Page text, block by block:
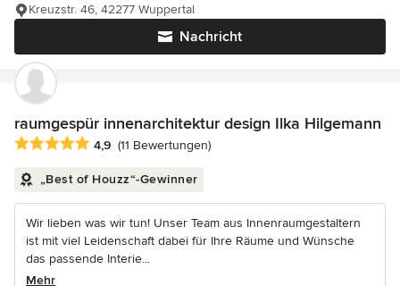
Nachricht
Kreuzstr. 46, 42277 Wuppertal
raumgespür innenarchitektur design Ilka Hilgemann
Durchschnittliche Bewertung: 4.9 von 5 Sternen
4,9 (11 Bewertungen)
„Best of Houzz“-Gewinner
Wir lieben was wir tun! Unser Team aus Innenraumgestaltern
ist mit viel Leidenschaft dabei für Ihre Räume und Wünsche
das passende Interie...
Mehr